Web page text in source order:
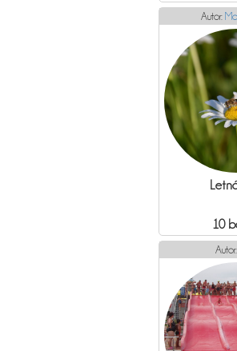
Autor:
10